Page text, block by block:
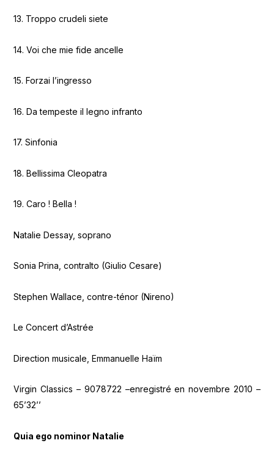
13. Troppo crudeli siete
14. Voi che mie fide ancelle
15. Forzai l’ingresso
16. Da tempeste il legno infranto
17. Sinfonia
18. Bellissima Cleopatra
19. Caro ! Bella !
Natalie Dessay, soprano
Sonia Prina, contralto (Giulio Cesare)
Stephen Wallace, contre-ténor (Nireno)
Le Concert d’Astrée
Direction musicale, Emmanuelle Haïm
Virgin Classics – 9078722 –enregistré en novembre 2010 –
65’32’’
Quia ego nominor Natalie